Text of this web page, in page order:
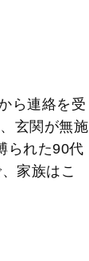
ら連絡を受
玄関が無施
られた90代
家族はこ